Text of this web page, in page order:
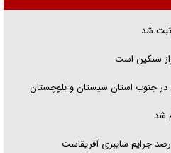
گزارش «جوان» از قوانین سخت‌گیرانه ۶ قاره در برابر یورش به پاسگاه‌های
سنگین است
جنوب استان سیستان و بلوچستان
شد